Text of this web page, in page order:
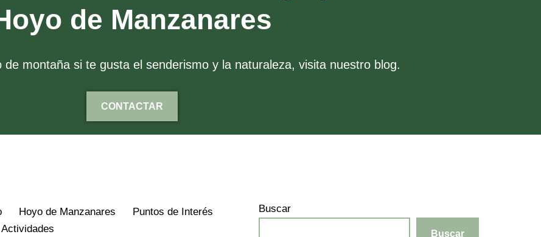
de Manzanares
montaña si te gusta el senderismo y la naturaleza, visita nuestro blog.
CONTACTAR
Hoyo de Manzanares
Puntos de Interés
Actividades
Buscar
Buscar